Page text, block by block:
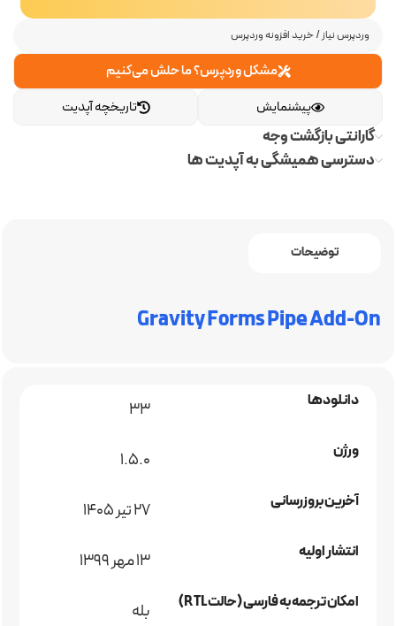
وردپرس نیاز/خرید افزونه وردپرس
مشکل وردپرس؟ ما حلش می‌کنیم
تاریخچه آپدیت
پیشنمایش
گارانتی بازگشت وجه
دسترسی همیشگی به آپدیت ها
توضیحات
Gravity Forms Pipe Add-On
دانلودها 33
ورژن 1.5.0
آخرین بروزرسانی 27 تیر 1405
انتشار اولیه 13 مهر 1399
امکان ترجمه به فارسی (حالت RTL) بله